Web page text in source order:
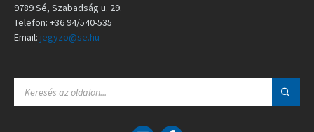
9789 Sé, Szabadság u. 29.
Telefon: +36 94/540-535
Email: jegyzo@se.hu
A